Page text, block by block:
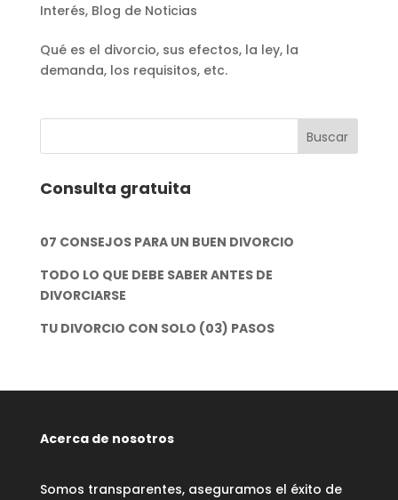
Interés, Blog de Noticias
Qué es el divorcio, sus efectos, la ley, la
demanda, los requisitos, etc.
Consulta gratuita
07 CONSEJOS PARA UN BUEN DIVORCIO
TODO LO QUE DEBE SABER ANTES DE
DIVORCIARSE
TU DIVORCIO CON SOLO (03) PASOS
Acerca de nosotros
Somos transparentes, aseguramos el éxito de